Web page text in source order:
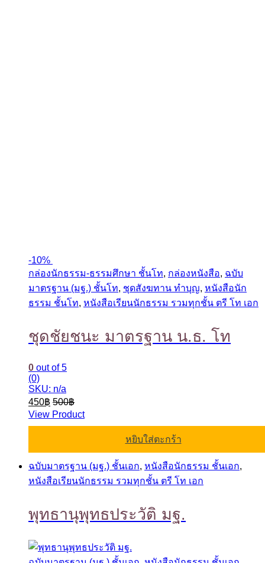
-10%
กล่องนักธรรม-ธรรมศึกษา ชั้นโท, กล่องหนังสือ, ฉบับ
มาตรฐาน (มฐ.) ชั้นโท, ชุดสังฆทาน ทำบุญ, หนังสือนัก
ธรรม ชั้นโท, หนังสือเรียนนักธรรม รวมทุกชั้น ตรี โท เอก
ชุดชัยชนะ มาตรฐาน น.ธ. โท
0 out of 5
(0)
SKU: n/a
450฿ 500฿
View Product
หยิบใส่ตะกร้า
ฉบับมาตรฐาน (มฐ.) ชั้นเอก, หนังสือนักธรรม ชั้นเอก,
หนังสือเรียนนักธรรม รวมทุกชั้น ตรี โท เอก
พุทธานุพุทธประวัติ มฐ.